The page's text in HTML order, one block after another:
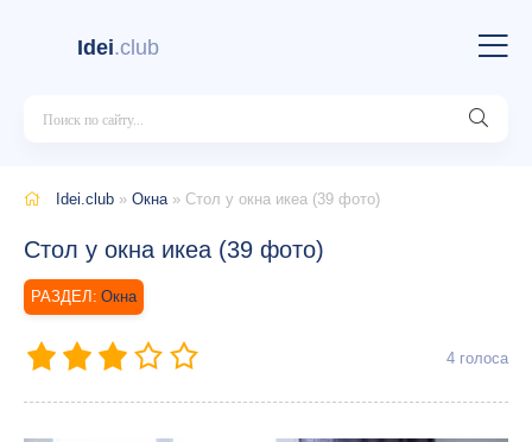
Idei.club
Idei.club » Окна» Стол у окна икеа (39 фото)
Стол у окна икеа (39 фото)
Окна
4 голоса